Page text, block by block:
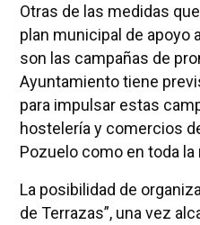
Otras de las medidas
plan municipal de apoyo
son las campañas de
Ayuntamiento tiene
para impulsar estas
hostelería y comercios
Pozuelo como en toda la
La posibilidad de
de Terrazas”, una vez